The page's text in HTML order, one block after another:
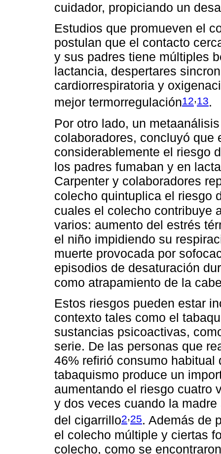
cuidador, propiciando un
Estudios que promueven el
postulan que el contacto
y sus padres tiene múltiples
lactancia, despertares
cardiorrespiratoria y
mejor termorregulación12,13.
Por otro lado, un
colaboradores, concluyó que
considerablemente el riesgo
los padres fumaban y en
Carpenter y colaboradores
colecho quintuplica el riesgo
cuales el colecho contribuye
varios: aumento del estrés
el niño impidiendo su
muerte provocada por
episodios de desaturación
como atrapamiento de la
Estos riesgos pueden estar
contexto tales como el
sustancias psicoactivas,
serie. De las personas que
46% refirió consumo
tabaquismo produce un
aumentando el riesgo cuatro
y dos veces cuando la
del cigarrillo2,25. Además de
el colecho múltiple y ciertas
colecho, como se